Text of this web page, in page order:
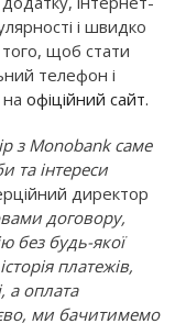
і швидко
того, щоб стати
телефон і
наофіційний сайт.
з Monobank саме
та інтереси
директор
договору,
без будь-якої
платежів,
а оплата
ми бачитимемо